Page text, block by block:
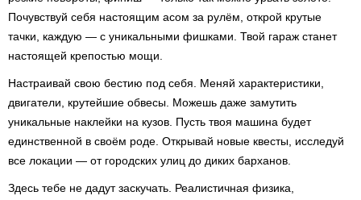
Почувствуй себя настоящим асом за рулём, открой крутые
тачки, каждую — с уникальными фишками. Твой гараж станет
настоящей крепостью мощи.
Настраивай свою бестию под себя. Меняй характеристики,
двигатели, крутейшие обвесы. Можешь даже замутить
уникальные наклейки на кузов. Пусть твоя машина будет
единственной в своём роде. Открывай новые квесты, исследуй
все локации — от городских улиц до диких барханов.
Здесь тебе не дадут заскучать. Реалистичная физика,